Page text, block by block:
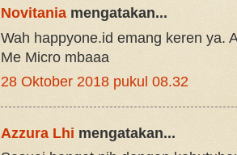
Novitaniamengatakan...
Wah happyone.id emang keren ya.
Me Micro mbaaa
28 Oktober 2018 pukul 08.32
Azzura Lhi mengatakan...